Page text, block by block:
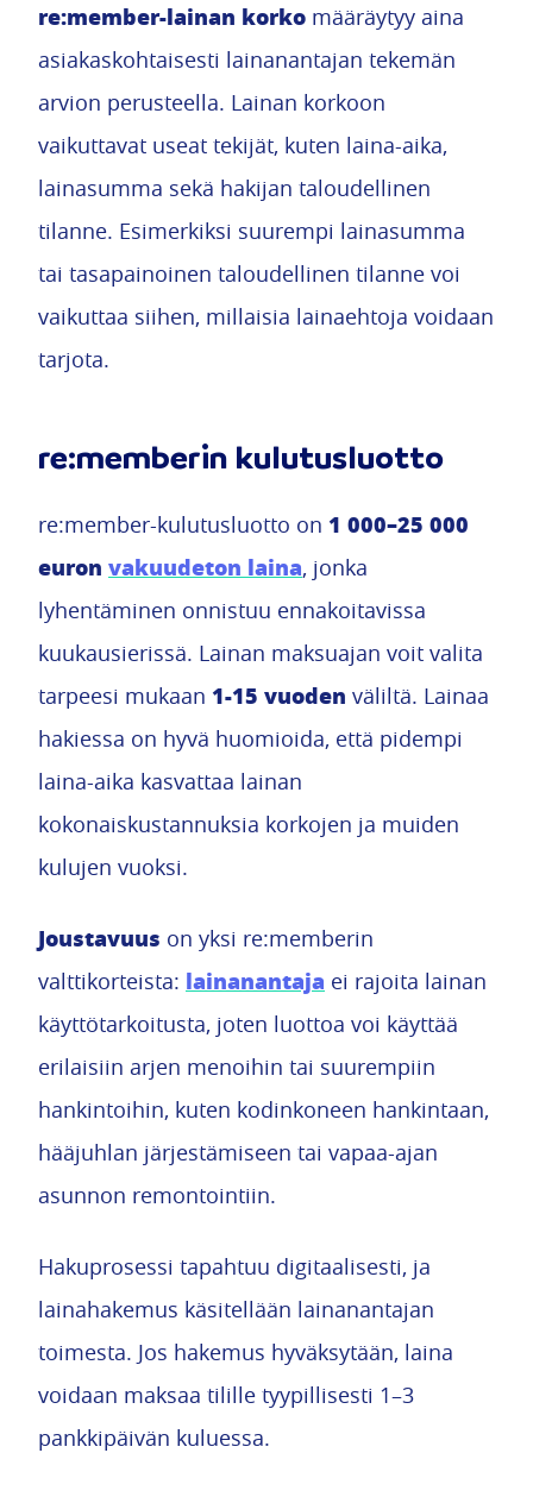
re:member-lainan korko määräytyy aina
asiakaskohtaisesti lainanantajan tekemän
arvion perusteella. Lainan korkoon
vaikuttavat useat tekijät, kuten laina-aika,
lainasumma sekä hakijan taloudellinen
tilanne. Esimerkiksi suurempi lainasumma
tai tasapainoinen taloudellinen tilanne voi
vaikuttaa siihen, millaisia lainaehtoja voidaan
tarjota.
re:memberin kulutusluotto
re:member-kulutusluotto on 1 000–25 000
euron vakuudeton laina, jonka
lyhentäminen onnistuu ennakoitavissa
kuukausierissä. Lainan maksuajan voit valita
tarpeesi mukaan 1-15 vuoden väliltä. Lainaa
hakiessa on hyvä huomioida, että pidempi
laina-aika kasvattaa lainan
kokonaiskustannuksia korkojen ja muiden
kulujen vuoksi.
Joustavuus on yksi re:memberin
valttikorteista: lainanantaja ei rajoita lainan
käyttötarkoitusta, joten luottoa voi käyttää
erilaisiin arjen menoihin tai suurempiin
hankintoihin, kuten kodinkoneen hankintaan,
hääjuhlan järjestämiseen tai vapaa-ajan
asunnon remontointiin.
Hakuprosessi tapahtuu digitaalisesti, ja
lainahakemus käsitellään lainanantajan
toimesta. Jos hakemus hyväksytään, laina
voidaan maksaa tilille tyypillisesti 1–3
pankkipäivän kuluessa.